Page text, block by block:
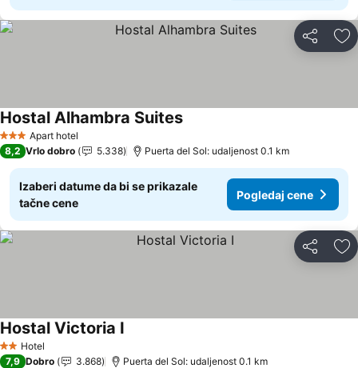
Deli
3 ZvezdiceApart hotel
Hostal Alhambra SuitesPogledaj cene
8,2 Vrlo dobro 5.338 Puerta del Sol: udaljenost 0.1 km
Izaberi datume da bi se prikazale
tačne cene
Pogledaj cene
Deli
2 Zvezdice
Hotel
Hostal Victoria I
7,9 Dobro 3.868 Puerta del Sol: udaljenost 0.1 km